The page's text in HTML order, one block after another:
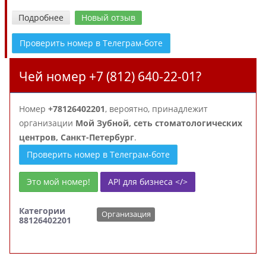
Подробнее Новый отзыв
Проверить номер в Телеграм-боте
Чей номер +7 (812) 640-22-01?
Номер +78126402201, вероятно, принадлежит
организации Мой Зубной, сеть стоматологических
центров, Санкт-Петербург.
Проверить номер в Телеграм-боте
Это мой номер! API для бизнеса </>
Категории
88126402201
Организация